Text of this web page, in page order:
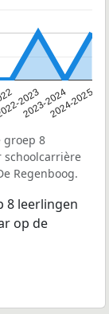
2023
2023-20242024-2025
groep 8
Regenboog.
8 leerlingen
op de